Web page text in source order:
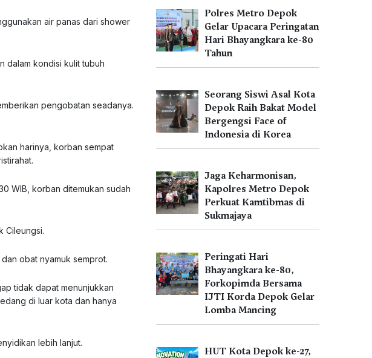
air panas dari shower
dalam kondisi kulit tubuh
pengobatan seadanya.
harinya, korban sempat
WIB, korban ditemukan sudah
Cileungsi.
obat nyamuk semprot.
tidak dapat menunjukkan
di luar kota dan hanya
lebih lanjut.
Polres Metro Depok
Gelar Upacara Peringatan
Hari Bhayangkara ke-80
Tahun
Seorang Siswi Asal Kota
Depok Raih Bakat Model
Bergengsi Face of
Indonesia di Korea
Jaga Keharmonisan,
Kapolres Metro Depok
Perkuat Kamtibmas di
Sukmajaya
Peringati Hari
Bhayangkara ke-80,
Forkopimda Bersama
IJTI Korda Depok Gelar
Lomba Mancing
HUT Kota Depok ke-27,